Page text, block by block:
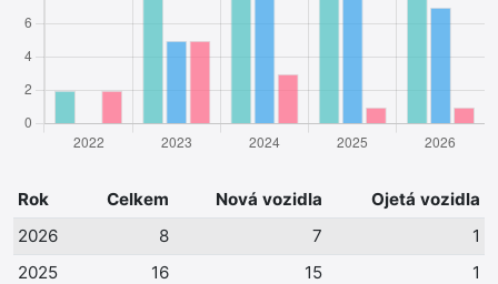
Rok Celkem Nová vozidla
Ojetá vozidla
2026
8 7
1
2025
16 15
1